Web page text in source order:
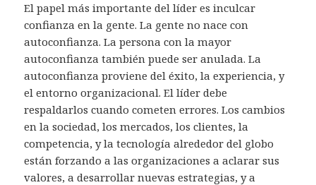
El papel más importante del líder es inculcar
confianza en la gente. La gente no nace con
autoconfianza. La persona con la mayor
autoconfianza también puede ser anulada. La
autoconfianza proviene del éxito, la experiencia, y
el entorno organizacional. El líder debe
respaldarlos cuando cometen errores. Los cambios
en la sociedad, los mercados, los clientes, la
competencia, y la tecnología alrededor del globo
están forzando a las organizaciones a aclarar sus
valores, a desarrollar nuevas estrategias, y a